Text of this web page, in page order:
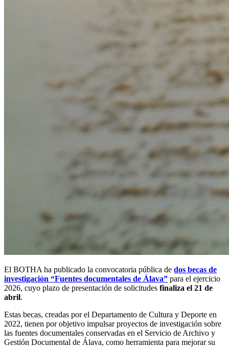
El BOTHA ha publicado la convocatoria pública de dos becas de
investigación “Fuentes documentales de Álava” para el ejercicio
2026, cuyo plazo de presentación de solicitudes finaliza el 21 de
abril.
Estas becas, creadas por el Departamento de Cultura y Deporte en
2022, tienen por objetivo impulsar proyectos de investigación sobre
las fuentes documentales conservadas en el Servicio de Archivo y
Gestión Documental de Álava, como herramienta para mejorar su